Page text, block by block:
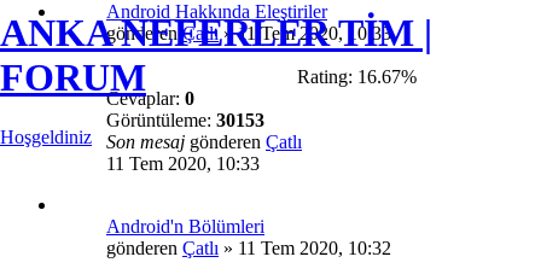
ANKA NEFERLER TİM |
FORUM
Hoşgeldiniz
Android Hakkında Eleştiriler
gönderen Çatlı»11 Tem 2020, 10:33
Rating: 16.67%
Cevaplar: 0
Görüntüleme: 30153
Son mesaj gönderen Çatlı
11 Tem 2020, 10:33
Android'n Bölümleri
gönderen Çatlı » 11 Tem 2020, 10:32